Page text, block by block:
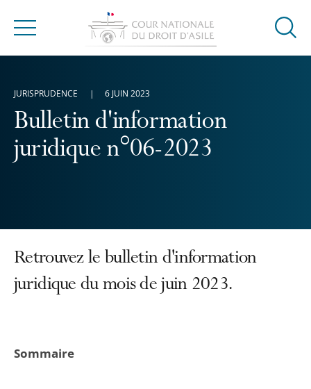
Menu
Ouvrir
Bulletin d'information
juridique n°06-2023
JURISPRUDENCE 6 JUIN 2023
Retrouvez le bulletin d'information
juridique du mois de juin 2023.
Sommaire